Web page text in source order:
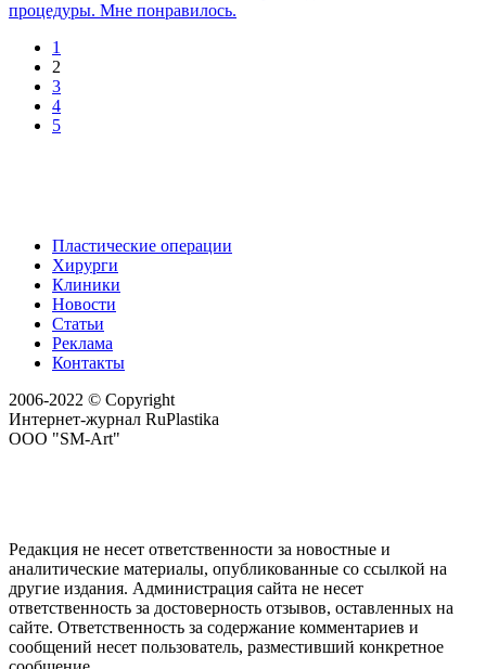
процедуры. Мне понравилось.
1
2
3
4
5
Пластические операции
Хирурги
Клиники
Новости
Статьи
Реклама
Контакты
2006-2022 © Copyright
Интернет-журнал RuPlastika
ООО "SM-Art"
Редакция не несет ответственности за новостные и
аналитические материалы, опубликованные со ссылкой на
другие издания. Администрация сайта не несет
ответственность за достоверность отзывов, оставленных на
сайте. Ответственность за содержание комментариев и
сообщений несет пользователь, разместивший конкретное